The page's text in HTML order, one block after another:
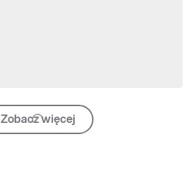
Zobacz więcej